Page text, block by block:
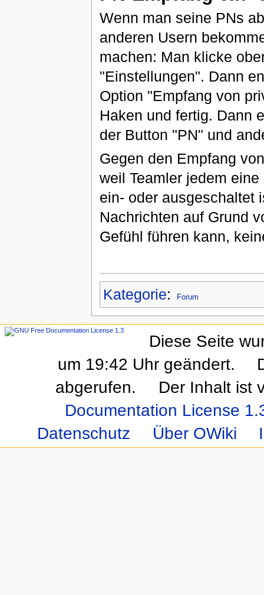
Wenn man seine PNs
anderen Usern
machen: Man klicke
"Einstellungen". Dann
Option "Empfang von
Haken und fertig. Dann
der Button "PN" und
Gegen den Empfang
weil Teamler jedem
ein- oder ausgeschaltet
Nachrichten auf Grund
Gefühl führen kann,
Kategorie: Forum
Diese Seite
um 19:42 Uhr geändert.
abgerufen.
Der Inhalt ist
Documentation License
Datenschutz
Über OWiki